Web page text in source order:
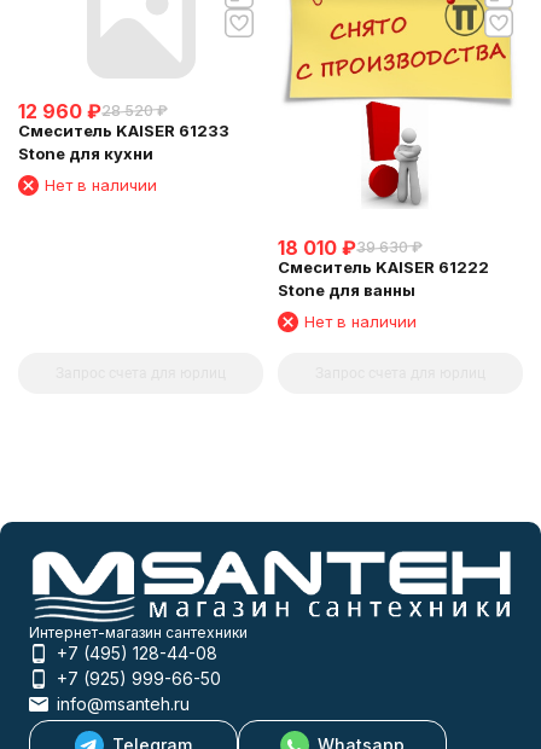
12 960 ₽28 520 ₽
Смеситель KAISER 61233
Stone для кухни
Нет в наличии
18 010 ₽39 630 ₽
Смеситель KAISER 61222
Stone для ванны
Нет в наличии
Интернет-магазин сантехники
+7 (495) 128-44-08
+7 (925) 999-66-50
info@msanteh.ru
Telegram
Whatsapp